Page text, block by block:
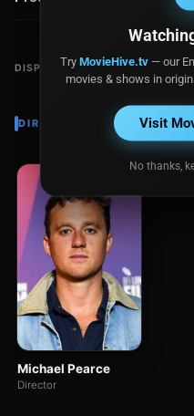
DISPONIBLE EN
DIRECTOR
Michael Pearce
Director
Try MovieHive.tv— our
movies & shows in
Visit
No thanks,